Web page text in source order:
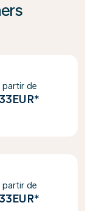
partir de
*
partir de
*